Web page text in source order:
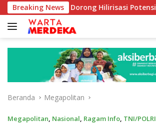
Langsung
ke
konten
Breaking News
Dorong Hilirisasi Potensi Daerah
Beranda Megapolitan
Megapolitan, Nasional, Ragam Info, TNI/POLRI